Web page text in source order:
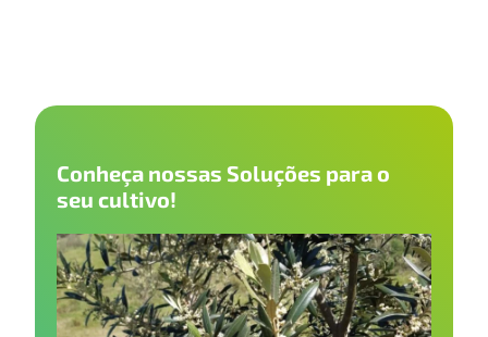
Conheça nossas Soluções para o
seu cultivo!